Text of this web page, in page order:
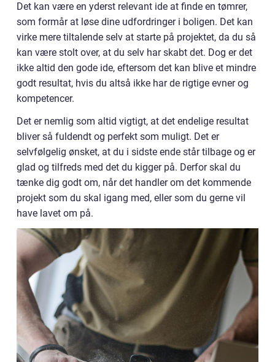
Det kan være en yderst relevant ide at finde en tømrer,
som formår at løse dine udfordringer i boligen. Det kan
virke mere tiltalende selv at starte på projektet, da du så
kan være stolt over, at du selv har skabt det. Dog er det
ikke altid den gode ide, eftersom det kan blive et mindre
godt resultat, hvis du altså ikke har de rigtige evner og
kompetencer.
Det er nemlig som altid vigtigt, at det endelige resultat
bliver så fuldendt og perfekt som muligt. Det er
selvfølgelig ønsket, at du i sidste ende står tilbage og er
glad og tilfreds med det du kigger på. Derfor skal du
tænke dig godt om, når det handler om det kommende
projekt som du skal igang med, eller som du gerne vil
have lavet om på.